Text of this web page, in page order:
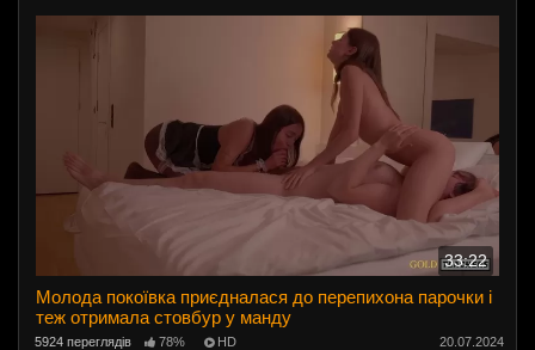
33:22
Молода покоївка приєдналася до перепихона парочки і
теж отримала стовбур у манду
5924 переглядів 78% HD 20.07.2024